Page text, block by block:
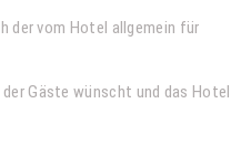
der vom Hotel allgemein für
Gäste wünscht und das Hotel